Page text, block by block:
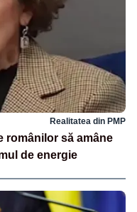
Realitatea din PMP
românilor să amâne
de energie